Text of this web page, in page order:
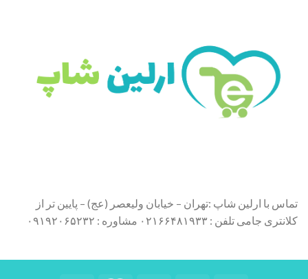
تماس با ارلین شاپ :تهران – خیابان ولیعصر (عج) – پایین تر از
کلانتری جامی تلفن : ۰۲۱۶۶۴۸۱۹۳۳ مشاوره : ۰۹۱۹۲۰۶۵۲۳۲